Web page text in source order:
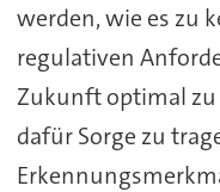
werden, wie es zu
regulativen
Zukunft optimal
dafür Sorge zu